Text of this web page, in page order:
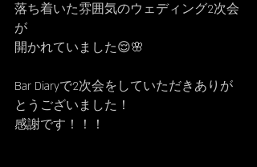
落ち着いた雰囲気のウェディング2次会
が
開かれていました😌🌸
Bar Diaryで2次会をしていただきありが
とうございました！
感謝です！！！